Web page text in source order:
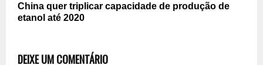
China quer triplicar capacidade de produção de
etanol até 2020
DEIXE UM COMENTÁRIO